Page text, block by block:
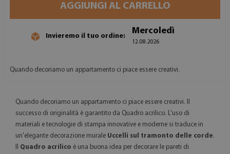
AGGIUNGI AL CARRELLO
Invieremo il tuo ordine:
Mercoledì
12.08.2026
Quando decoriamo un appartamento ci piace essere creativi.
Quando decoriamo un appartamento ci piace essere creativi. Il
successo di originalità è garantito da Quadro acrilico. L'uso di
materiali e tecnologie di stampa innovative e moderne si traduce in
un'elegante decorazione murale Uccelli sul tramonto delle corde.
Quadro acrilico è una buona idea per decorare le pareti di